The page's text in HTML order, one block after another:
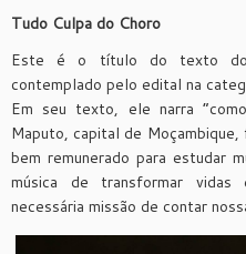
Tudo Culpa do Choro
Este é o título do texto do
contemplado pelo edital na
Em seu texto, ele narra
Maputo, capital de
bem remunerado para estudar
música de transformar
necessária missão de contar